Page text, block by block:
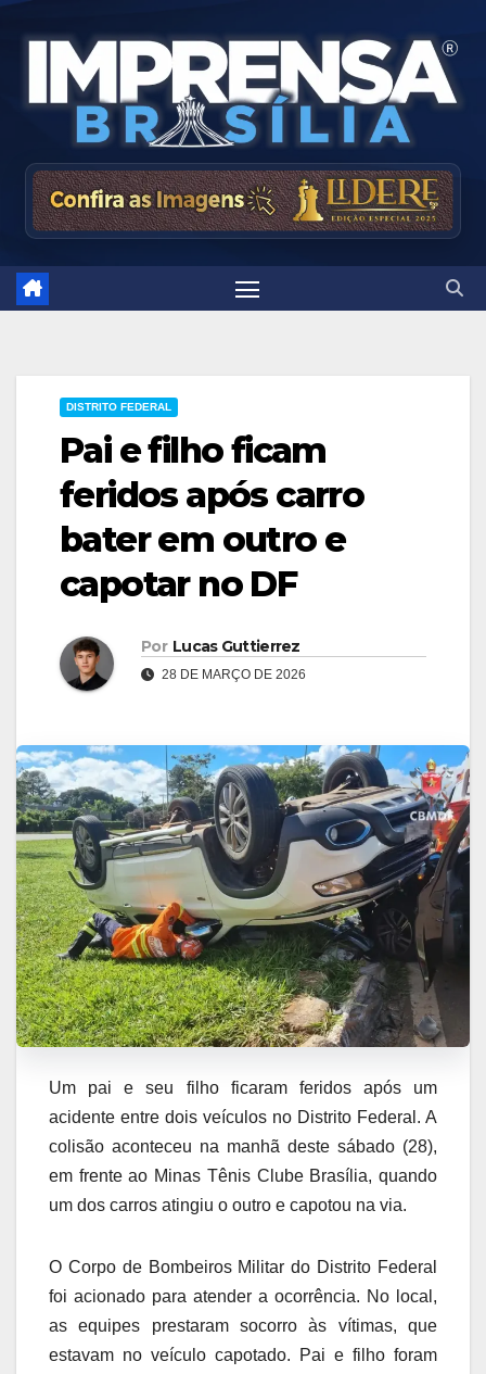
DISTRITO FEDERAL
Pai e filho ficam
feridos após carro
bater em outro e
capotar no DF
Por Lucas Guttierrez
28 DE MARÇO DE 2026
Um pai e seu filho ficaram feridos após um
acidente entre dois veículos no Distrito Federal. A
colisão aconteceu na manhã deste sábado (28),
em frente ao Minas Tênis Clube Brasília, quando
um dos carros atingiu o outro e capotou na via.
O Corpo de Bombeiros Militar do Distrito Federal
foi acionado para atender a ocorrência. No local,
as equipes prestaram socorro às vítimas, que
estavam no veículo capotado. Pai e filho foram